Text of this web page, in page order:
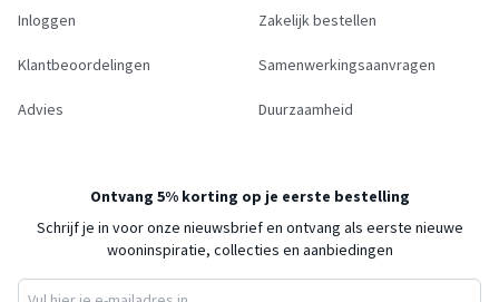
Inloggen
Klantbeoordelingen
Advies
Zakelijk bestellen
Samenwerkingsaanvragen
Duurzaamheid
Ontvang 5% korting op je eerste bestelling
Schrijf je in voor onze nieuwsbrief en ontvang als eerste nieuwe
wooninspiratie, collecties en aanbiedingen